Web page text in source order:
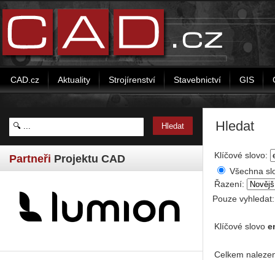
CAD.cz Aktuality Strojírenství Stavebnictví GIS
Partneři Projektu CAD
Hledat
Klíčové slovo:
Všechna
Řazení:
Pouze
Klíčové slovo
Celkem